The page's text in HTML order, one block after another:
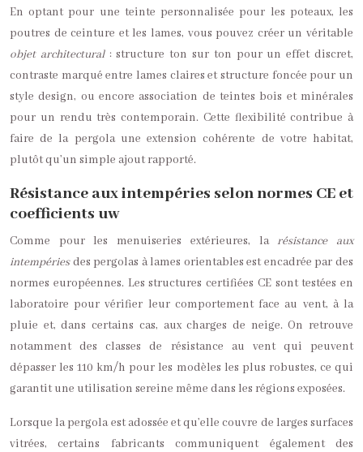
En optant pour une teinte personnalisée pour les poteaux, les
poutres de ceinture et les lames, vous pouvez créer un véritable
objet architectural: structure ton sur ton pour un effet discret,
contraste marqué entre lames claires et structure foncée pour un
style design, ou encore association de teintes bois et minérales
pour un rendu très contemporain. Cette flexibilité contribue à
faire de la pergola une extension cohérente de votre habitat,
plutôt qu’un simple ajout rapporté.
Résistance aux intempéries selon normes CE et
coefficients uw
Comme pour les menuiseries extérieures, larésistance aux
intempériesdes pergolas à lames orientables est encadrée par des
normes européennes. Les structures certifiées CE sont testées en
laboratoire pour vérifier leur comportement face au vent, à la
pluie et, dans certains cas, aux charges de neige. On retrouve
notamment des classes de résistance au vent qui peuvent
dépasser les 110 km/h pour les modèles les plus robustes, ce qui
garantit une utilisation sereine même dans les régions exposées.
Lorsque la pergola est adossée et qu’elle couvre de larges surfaces
vitrées, certains fabricants communiquent également des